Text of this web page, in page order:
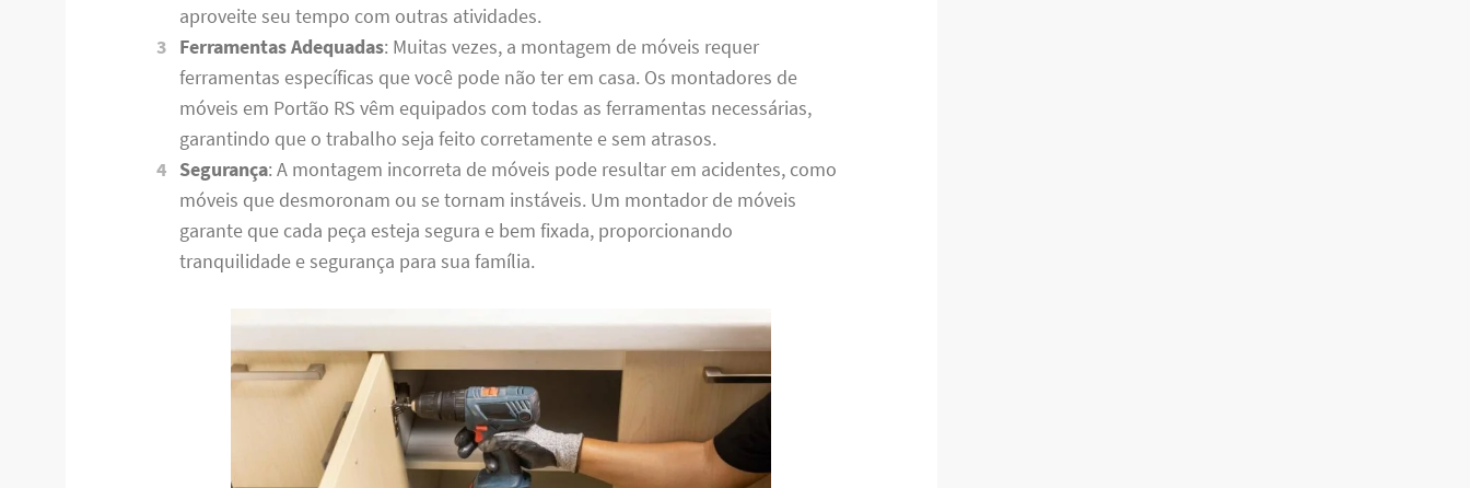
aproveite seu tempo com outras atividades.
Ferramentas Adequadas: Muitas vezes, a montagem de móveis requer
ferramentas específicas que você pode não ter em casa. Os montadores de
móveis em Portão RS vêm equipados com todas as ferramentas necessárias,
garantindo que o trabalho seja feito corretamente e sem atrasos.
Segurança: A montagem incorreta de móveis pode resultar em acidentes, como
móveis que desmoronam ou se tornam instáveis. Um montador de móveis
garante que cada peça esteja segura e bem fixada, proporcionando
tranquilidade e segurança para sua família.